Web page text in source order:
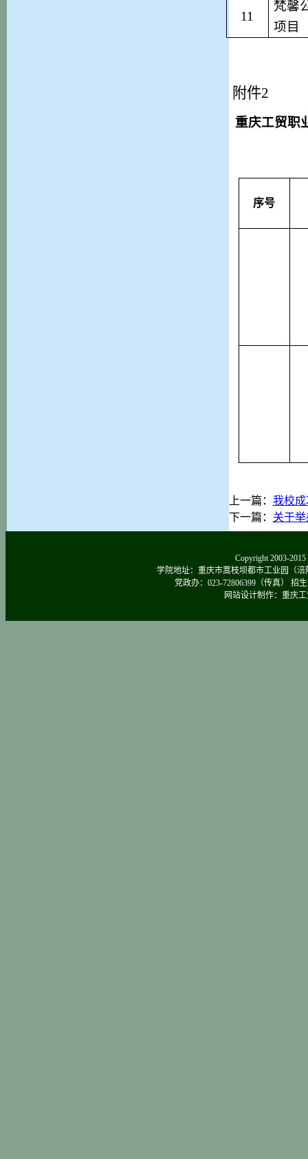
11
梵馨
项目
附件2
重庆工贸职
序号
上一篇： 我校
下一篇： 关于
Copyright 2003-
学院地址：重庆市蒿枝坝都市工业园（涪
党政办：023-72806399（传真） 招
网站设计制作：重庆